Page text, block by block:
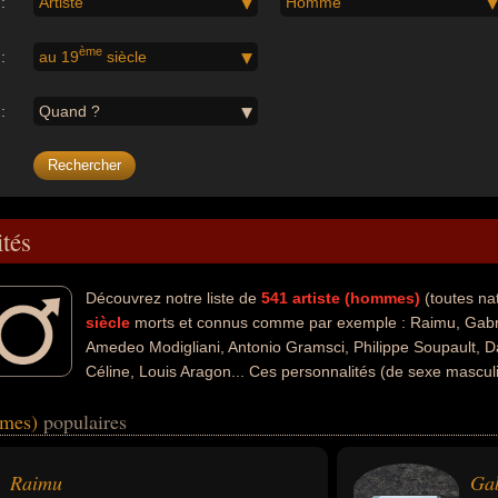
au 19ème siècle
Quand ?
Découvrez notre liste de 541 artiste (hommes) (toutes
siècle morts et connus comme par exemple : Raimu,
Amedeo Modigliani, Antonio Gramsci, Philippe Soupault,
Céline, Louis Aragon... Ces personnalités (de sexe
de l'extrême gauche, de la philosophie, de la médecine ou de
classique, chanteur d'opéra, musicien, peintre, sculpteur, auteur
communiste, philosophe, cinéaste, essayiste, médecin ou
populaires
Raimu